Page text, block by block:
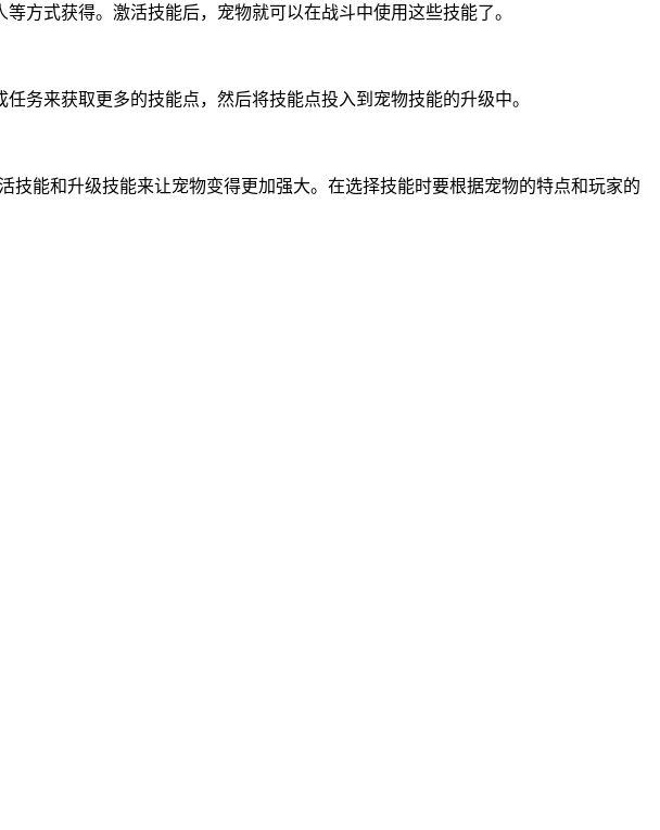
方式获得。激活技能后，宠物就可以在战斗中使用这些技能了。
务来获取更多的技能点，然后将技能点投入到宠物技能的升级中。
能和升级技能来让宠物变得更加强大。在选择技能时要根据宠物的特点和玩家的